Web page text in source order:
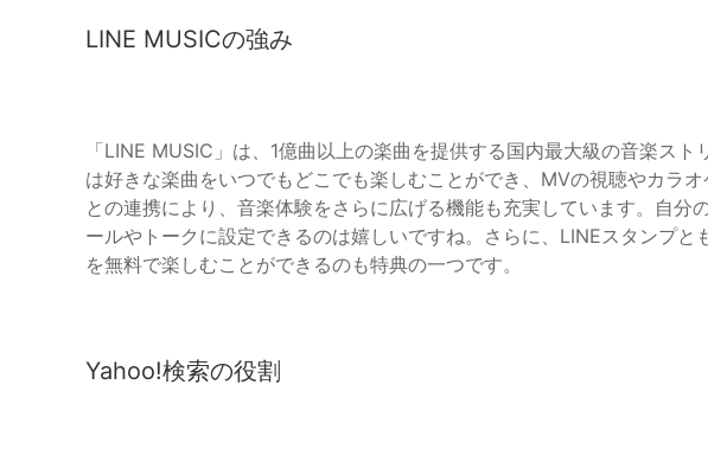
LINE MUSICの強み
「LINE MUSIC」は、1億曲以上の楽曲を提供する国内最大級の音楽ス
は好きな楽曲をいつでもどこでも楽しむことができ、MVの視聴やカラ
との連携により、音楽体験をさらに広げる機能も充実しています。自分
ールやトークに設定できるのは嬉しいですね。さらに、LINEスタンプと
を無料で楽しむことができるのも特典の一つです。
Yahoo!検索の役割